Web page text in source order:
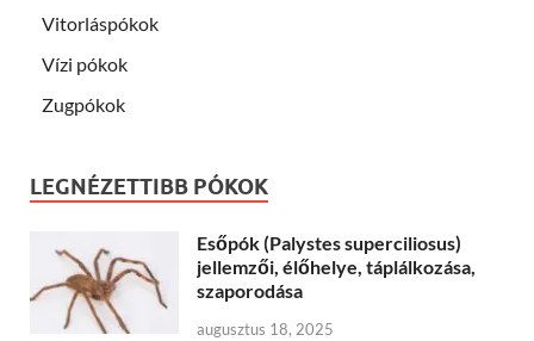
Vitorláspókok
Vízi pókok
Zugpókok
LEGNÉZETTIBB PÓKOK
Esőpók (Palystes superciliosus)
jellemzői, élőhelye, táplálkozása,
szaporodása
augusztus 18, 2025